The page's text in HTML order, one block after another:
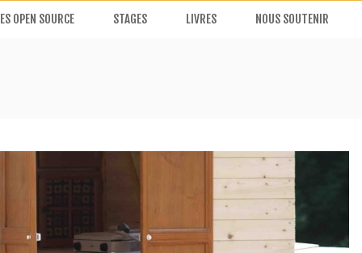
OPEN SOURCE STAGES LIVRES NOUS SOUTENIR